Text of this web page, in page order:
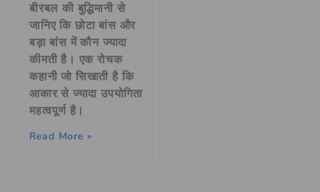
बीरबल की बुद्धिमानी से
जानिए कि छोटा बांस और
बड़ा बांस में कौन ज्यादा
कीमती है। एक रोचक
कहानी जो सिखाती है कि
आकार से ज्यादा उपयोगिता
महत्वपूर्ण है।
Read More »